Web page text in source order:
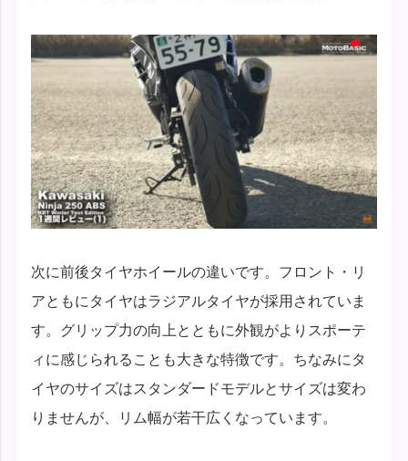
次に前後タイヤホイールの違いです。フロント・リ
アともにタイヤはラジアルタイヤが採用されていま
す。グリップ力の向上とともに外観がよりスポーテ
ィに感じられることも大きな特徴です。ちなみにタ
イヤのサイズはスタンダードモデルとサイズは変わ
りませんが、リム幅が若干広くなっています。